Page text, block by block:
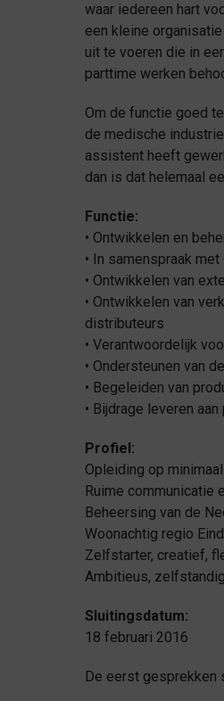
waar iedereen hart
een kleine
uit te voeren die in
parttime werken
Om de functie goed
de medische
assistent heeft
dan is dat helemaal
Functie:
• Ontwikkelen en
• In samenspraak
• Ontwikkelen van
• Ontwikkelen van
distributeurs
• Verantwoordelijk
• Ondersteunen van
• Begeleiden van
• Bijdrage leveren
Profiel:
Opleiding op
Ruime communicatie
Beheersing van de
Woonachtig regio
Zelfstarter, creatief,
Ambitieus,
Sluitingsdatum:
18 februari 2016
De eerst gesprekken